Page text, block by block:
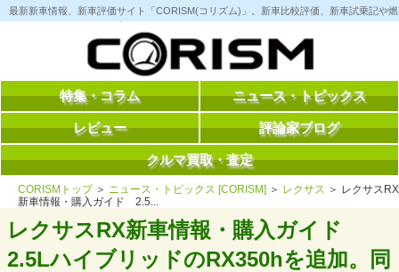
コ
ン
へ
最新新車情報、新車評価サイト「CORISM(コリズム)」。新車比較評価、新車試乗記や
特集・コラム ニュース・トピックス
レビュー 評論家ブログ
クルマ買取・査定
CORISMトップ＞ ニュース・トピックス [CORISM] ＞ レクサス ＞ レクサスRX
新車情報・購入ガイド 2.5...
レクサスRX新車情報・購入ガイド
2.5LハイブリッドのRX350hを追加。同